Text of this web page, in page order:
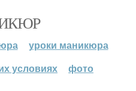
уроки маникюра
условиях
фото